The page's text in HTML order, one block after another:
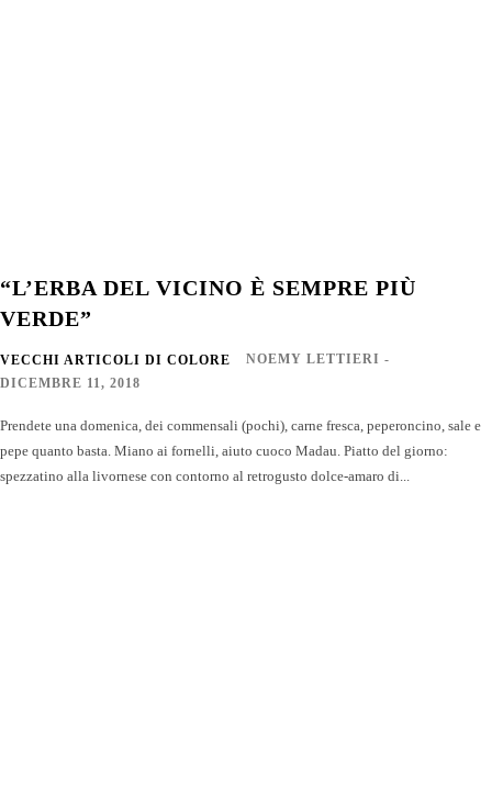
“L’ERBA DEL VICINO È SEMPRE PIÙ
VERDE”
VECCHI ARTICOLI DI COLORE NOEMY LETTIERI -
DICEMBRE 11, 2018
Prendete una domenica, dei commensali (pochi), carne fresca, peperoncino, sale e
pepe quanto basta. Miano ai fornelli, aiuto cuoco Madau. Piatto del giorno:
spezzatino alla livornese con contorno al retrogusto dolce-amaro di...